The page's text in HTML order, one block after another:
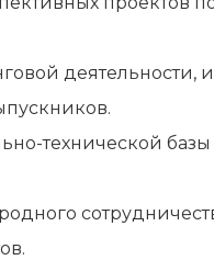
деятельности,
технической